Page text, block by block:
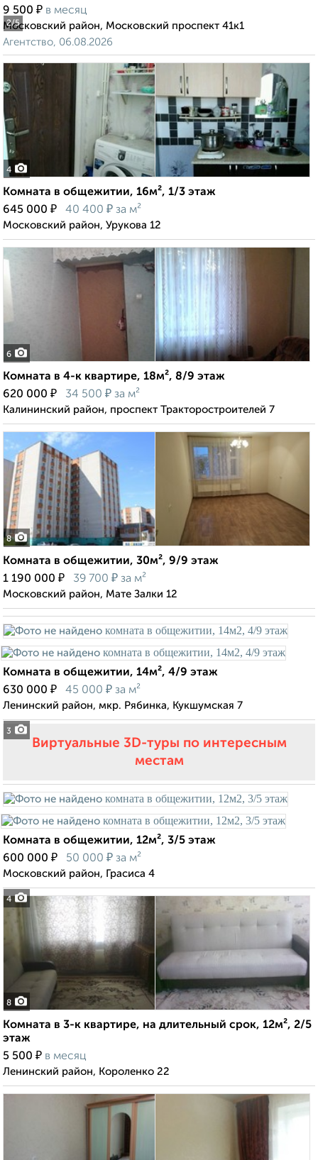
2/5
9 500 ₽ в месяц
Московский район, Московский проспект 41к1
Агентство, 06.08.2026
4
Комната в общежитии, 16м², 1/3 этаж
645 000 ₽ 40 400 ₽ за м²
Московский район, Урукова 12
6
Комната в 4-к квартире, 18м², 8/9 этаж
620 000 ₽ 34 500 ₽ за м²
Калининский район, проспект Тракторостроителей 7
8
Комната в общежитии, 30м², 9/9 этаж
1 190 000 ₽ 39 700 ₽ за м²
Московский район, Мате Залки 12
3
Комната в общежитии, 14м², 4/9 этаж
630 000 ₽ 45 000 ₽ за м²
Ленинский район, мкр. Рябинка, Кукшумская 7
Виртуальные 3D-туры по интересным
местам
4
Комната в общежитии, 12м², 3/5 этаж
600 000 ₽ 50 000 ₽ за м²
Московский район, Грасиса 4
8
Комната в 3-к квартире, на длительный срок, 12м², 2/5
этаж
5 500 ₽ в месяц
Ленинский район, Короленко 22